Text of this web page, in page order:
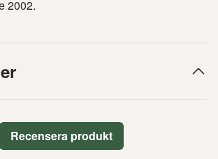
2002.
Recensera produkt